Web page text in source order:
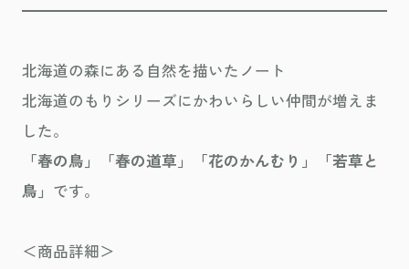
北海道の森にある自然を描いたノート
北海道のもりシリーズにかわいらしい仲間が増えま
した。
「春の鳥」「春の道草」「花のかんむり」「若草と
鳥」 です。
＜商品詳細＞